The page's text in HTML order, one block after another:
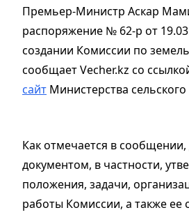
Премьер-Министр Аскар
распоряжение № 62-р от
создании Комиссии по
сообщает Vecher.kz cо
сайт Министерства сельского
Как отмечается в
документом, в частности,
положения, задачи,
работы Комиссии, а также ее